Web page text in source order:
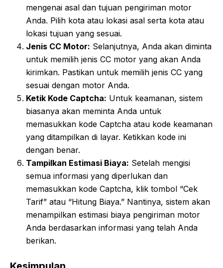
mengenai asal dan tujuan pengiriman motor
Anda. Pilih kota atau lokasi asal serta kota atau
lokasi tujuan yang sesuai.
Jenis CC Motor: Selanjutnya, Anda akan diminta
untuk memilih jenis CC motor yang akan Anda
kirimkan. Pastikan untuk memilih jenis CC yang
sesuai dengan motor Anda.
Ketik Kode Captcha: Untuk keamanan, sistem
biasanya akan meminta Anda untuk
memasukkan kode Captcha atau kode keamanan
yang ditampilkan di layar. Ketikkan kode ini
dengan benar.
Tampilkan Estimasi Biaya: Setelah mengisi
semua informasi yang diperlukan dan
memasukkan kode Captcha, klik tombol “Cek
Tarif” atau “Hitung Biaya.” Nantinya, sistem akan
menampilkan estimasi biaya pengiriman motor
Anda berdasarkan informasi yang telah Anda
berikan.